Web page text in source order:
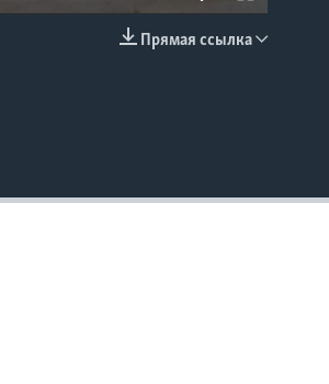
Прямая ссылка